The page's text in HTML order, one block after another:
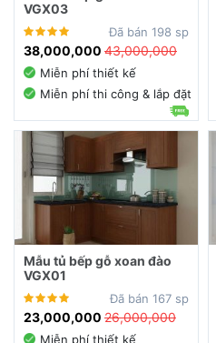
VGX03
Đã bán 198 sp
38,000,000 43,000,000
Miễn phí thiết kế
Miễn phí thi công & lắp đặt
Mẫu tủ bếp gỗ xoan đào
VGX01
Đã bán 167 sp
23,000,000 26,000,000
Miễn phí thiết kế